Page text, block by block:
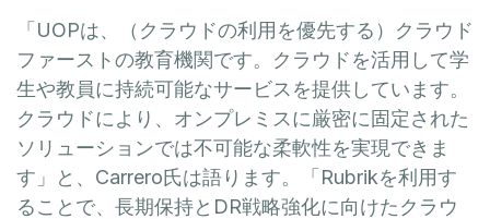
「UOPは、（クラウドの利用を優先する）クラウド
ファーストの教育機関です。クラウドを活用して学
生や教員に持続可能なサービスを提供しています。
クラウドにより、オンプレミスに厳密に固定された
ソリューションでは不可能な柔軟性を実現できま
す」と、Carrero氏は語ります。「Rubrikを利用す
ることで、長期保持とDR戦略強化に向けたクラウ